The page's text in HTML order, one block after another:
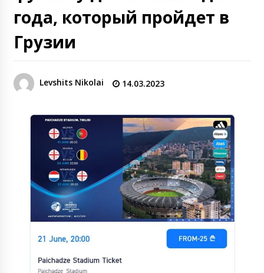
года, который пройдет в
Грузии
Levshits Nikolai 14.03.2023